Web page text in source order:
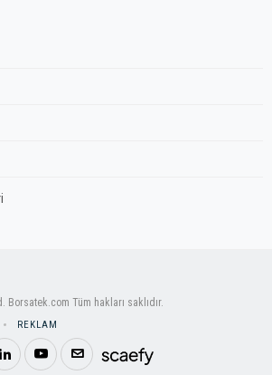
Borsatek.com Tüm hakları saklıdır.
REKLAM